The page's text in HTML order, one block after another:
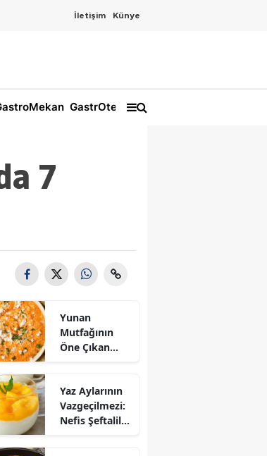
İletişim Künye
GastrOtel
7
Yunan
Mutfağının
Öne Çıkan
Nasıl Yapılır?
Yaz Aylarının
Vazgeçilmezi:
Nefis Şeftalili